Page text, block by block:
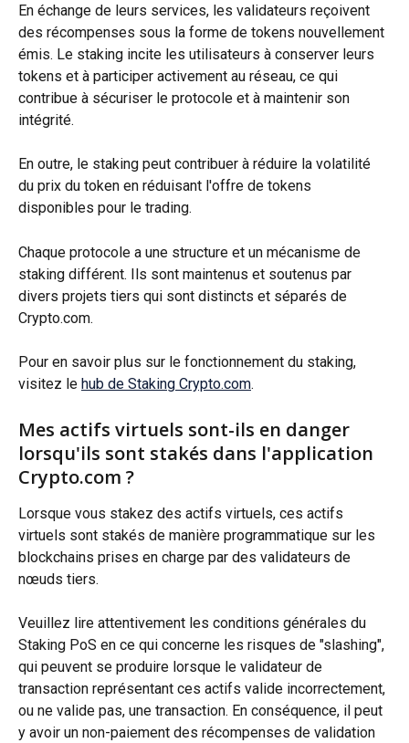
En échange de leurs services, les validateurs reçoivent
des récompenses sous la forme de tokens nouvellement
émis. Le staking incite les utilisateurs à conserver leurs
tokens et à participer activement au réseau, ce qui
contribue à sécuriser le protocole et à maintenir son
intégrité.
En outre, le staking peut contribuer à réduire la volatilité
du prix du token en réduisant l'offre de tokens
disponibles pour le trading.
Chaque protocole a une structure et un mécanisme de
staking différent. Ils sont maintenus et soutenus par
divers projets tiers qui sont distincts et séparés de
Crypto.com.
Pour en savoir plus sur le fonctionnement du staking,
visitez le hub de Staking Crypto.com.
Mes actifs virtuels sont-ils en danger
lorsqu'ils sont stakés dans l'application
Crypto.com ?
Lorsque vous stakez des actifs virtuels, ces actifs
virtuels sont stakés de manière programmatique sur les
blockchains prises en charge par des validateurs de
nœuds tiers.
Veuillez lire attentivement les conditions générales du
Staking PoS en ce qui concerne les risques de "slashing",
qui peuvent se produire lorsque le validateur de
transaction représentant ces actifs valide incorrectement,
ou ne valide pas, une transaction. En conséquence, il peut
y avoir un non-paiement des récompenses de validation